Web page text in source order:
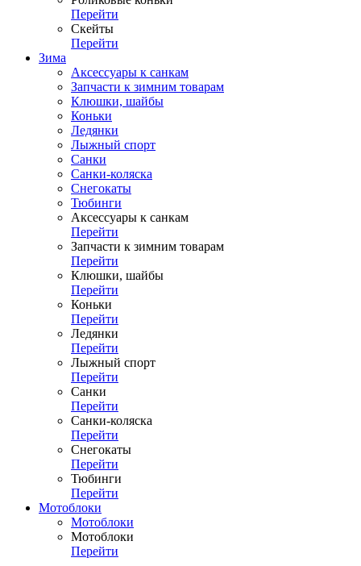
Перейти
Скейты
Перейти
Зима
Аксессуары к санкам
Запчасти к зимним товарам
Клюшки, шайбы
Коньки
Ледянки
Лыжный спорт
Санки
Санки-коляска
Снегокаты
Тюбинги
Аксессуары к санкам
Перейти
Запчасти к зимним товарам
Перейти
Клюшки, шайбы
Перейти
Коньки
Перейти
Ледянки
Перейти
Лыжный спорт
Перейти
Санки
Перейти
Санки-коляска
Перейти
Снегокаты
Перейти
Тюбинги
Перейти
Мотоблоки
Мотоблоки
Мотоблоки
Перейти